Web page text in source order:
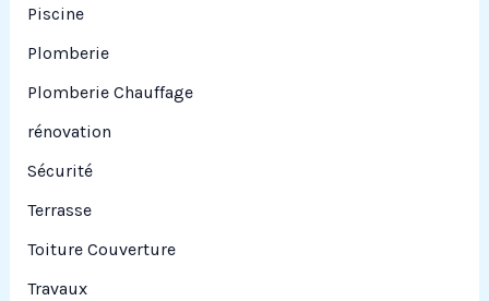
Piscine
Plomberie
Plomberie Chauffage
rénovation
Sécurité
Terrasse
Toiture Couverture
Travaux